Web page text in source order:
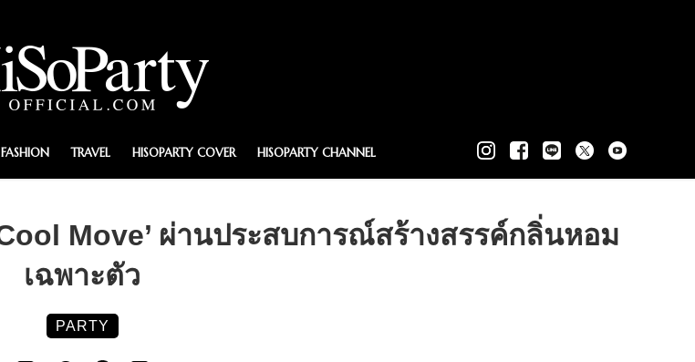
FASHION TRAVEL HISOPARTY COVER HISOPARTY CHANNEL
Move’ ผ่านประสบการณ์สร้างสรรค์กลิ่นหอม
เฉพาะตัว
PARTY